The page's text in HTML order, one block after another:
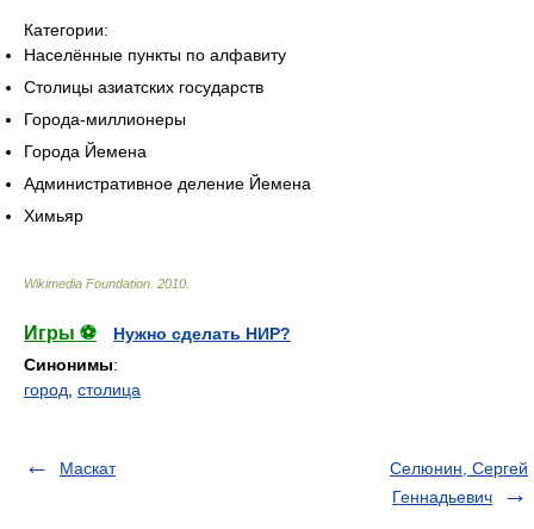
Категории:
Населённые пункты по алфавиту
Столицы азиатских государств
Города-миллионеры
Города Йемена
Административное деление Йемена
Химьяр
Wikimedia Foundation 2010
Игры ⚽
Нужно сделать НИР?
Синонимы:
город, столица
Маскат
Селюнин, Сергей
Геннадьевич